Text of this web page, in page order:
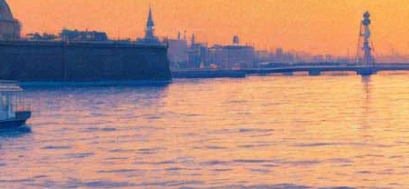
Государственный музей истории религии выбрал подрядчика,
который будет трудиться над созданием электронных
коллекций. Корпорации ЭЛАР предстоит провести
«высококачественное сканирование музейных предметов»,
сообщает ГМИР.